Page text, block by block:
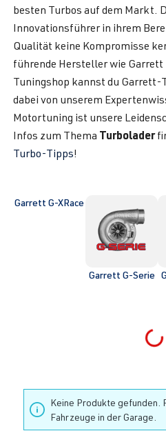
besten Turbos auf dem Markt.
Innovationsführer in ihrem
Qualität keine Kompromisse
führende Hersteller wie
Tuningshop kannst du Garrett-
dabei von unserem
Motortuning ist unsere
Infos zum Thema Turbolader
Turbo-Tipps!
Garrett G-XRace
Garrett G-Serie
Loading...
Keine Produkte gefunden.
Fahrzeuge in der Garage.